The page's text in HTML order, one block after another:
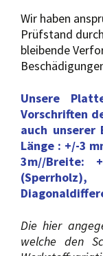
Wir haben
Prüfstand
bleibende
Unsere
Vorschriften
auch unserer
Länge : +/-3
3m//Breite:
Die hier
welche den